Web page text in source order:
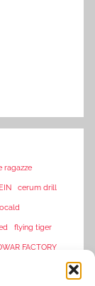
ragazze
cerum drill
flying tiger
FACTORY